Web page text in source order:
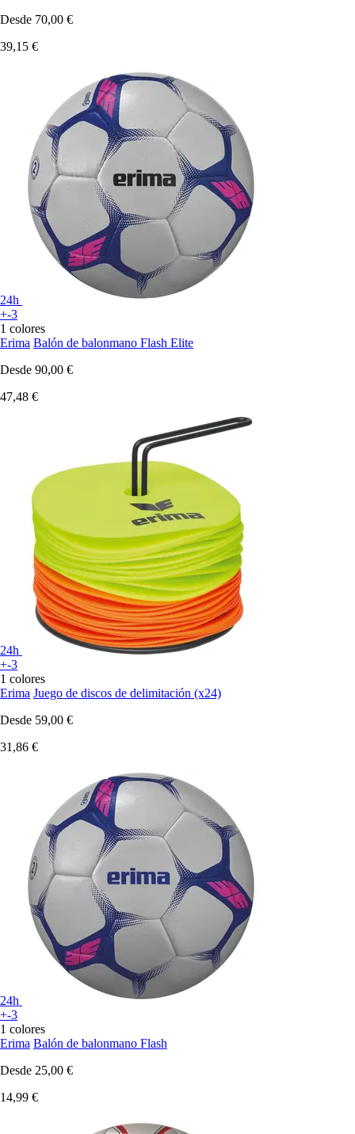
Desde 70,00 €
39,15 €
24h
+-3
1 colores
Erima Balón de balonmano Flash Elite
Desde 90,00 €
47,48 €
24h
+-3
1 colores
Erima Juego de discos de delimitación (x24)
Desde 59,00 €
31,86 €
24h
+-3
1 colores
Erima Balón de balonmano Flash
Desde 25,00 €
14,99 €